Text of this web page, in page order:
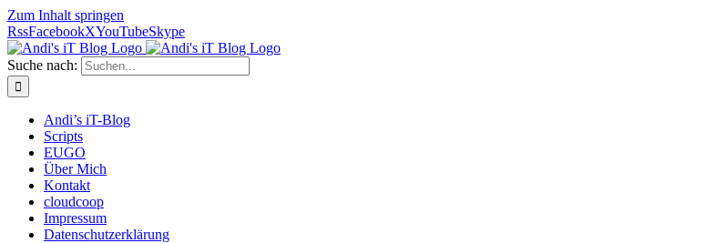
Zum Inhalt springen
RssFacebookXYouTubeSkype
Suche nach:
Andi’s iT-Blog
Scripts
EUGO
Über Mich
Kontakt
cloudcoop
Impressum
Datenschutzerklärung